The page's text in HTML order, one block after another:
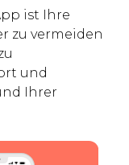
ist Ihre
zu vermeiden
und
Ihrer